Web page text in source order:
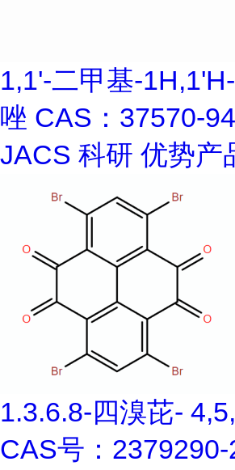
1,1'-二甲基-
唑 CAS：37570-
JACS 科研 优势产
1.3.6.8-四溴芘-
CAS号：